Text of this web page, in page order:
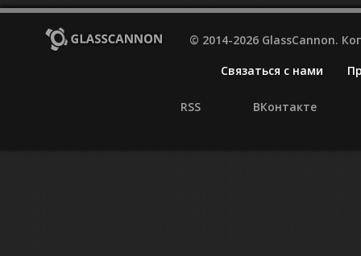
© 2014-2026 GlassCannon.
Связаться с нами
RSS ВКонтакте